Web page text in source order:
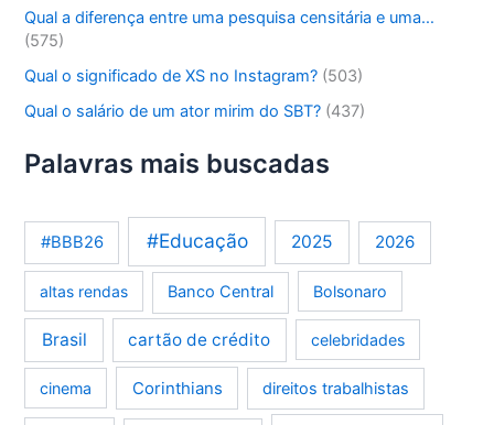
Qual a diferença entre uma pesquisa censitária e uma…
(575)
Qual o significado de XS no Instagram? (503)
Qual o salário de um ator mirim do SBT? (437)
Palavras mais buscadas
#BBB26 #Educação 2025 2026
altas rendas Banco Central Bolsonaro
Brasil cartão de crédito celebridades
cinema Corinthians direitos trabalhistas